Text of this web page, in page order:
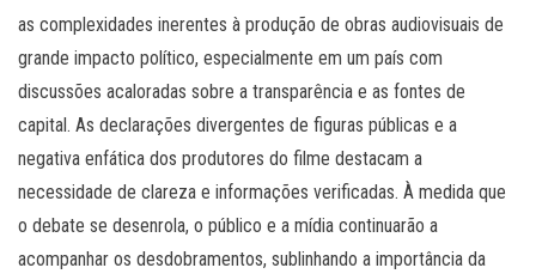
as complexidades inerentes à produção de obras audiovisuais de
grande impacto político, especialmente em um país com
discussões acaloradas sobre a transparência e as fontes de
capital. As declarações divergentes de figuras públicas e a
negativa enfática dos produtores do filme destacam a
necessidade de clareza e informações verificadas. À medida que
o debate se desenrola, o público e a mídia continuarão a
acompanhar os desdobramentos, sublinhando a importância da